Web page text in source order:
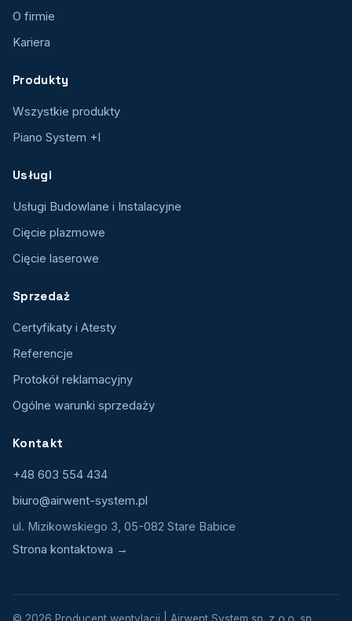
O firmie
Kariera
Produkty
Wszystkie produkty
Piano System +I
Usługi
Usługi Budowlane i Instalacyjne
Cięcie plazmowe
Cięcie laserowe
Sprzedaż
Certyfikaty i Atesty
Referencje
Protokół reklamacyjny
Ogólne warunki sprzedaży
Kontakt
+48 603 554 434
biuro@airwent-system.pl
ul. Mizikowskiego 3, 05-082 Stare Babice
Strona kontaktowa →
© 2026 Producent wentylacji | Airwent System sp. z o.o. sp.